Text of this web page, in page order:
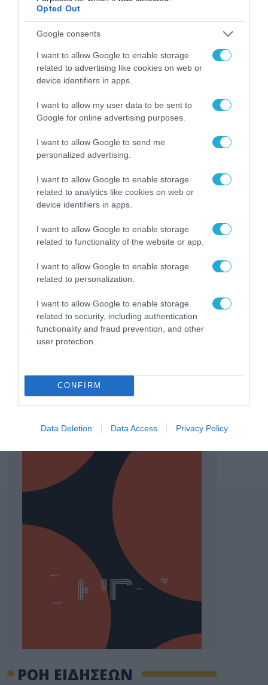
Opted Out
Google consents
I want to allow Google to enable storage
related to advertising like cookies on web or
device identifiers in apps.
I want to allow my user data to be sent to
Google for online advertising purposes.
I want to allow Google to send me
personalized advertising.
I want to allow Google to enable storage
related to analytics like cookies on web or
device identifiers in apps.
I want to allow Google to enable storage
related to functionality of the website or app.
I want to allow Google to enable storage
related to personalization.
I want to allow Google to enable storage
related to security, including authentication
functionality and fraud prevention, and other
user protection.
CONFIRM
Data Deletion Data Access Privacy Policy
01.12.2021
ΤΕΧΝΟΛΟΓΙΕΣ
Ιατρικές βεβαιώσεις με ένα κλικ
από την νέα πλατφόρμα της
ΗΔΙΚΑ
23.09.2021
ΡΟΗ ΕΙΔΗΣΕΩΝ